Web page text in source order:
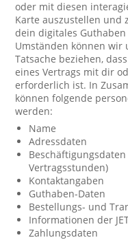
oder mit diesen
Karte auszustellen und
dein digitales
Umständen können wir
Tatsache beziehen,
eines Vertrags mit dir
erforderlich ist. In
können folgende
werden:
Name
Adressdaten
Vertragsstunden)
Kontaktangaben
Guthaben-Daten
Bestellungs- und
Informationen der
Zahlungsdaten